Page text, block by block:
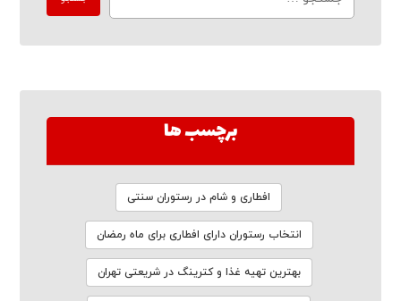
برچسب ها
افطاری و شام در رستوران سنتی
انتخاب رستوران دارای افطاری برای ماه رمضان
بهترین تهیه غذا و کترینگ در شریعتی تهران